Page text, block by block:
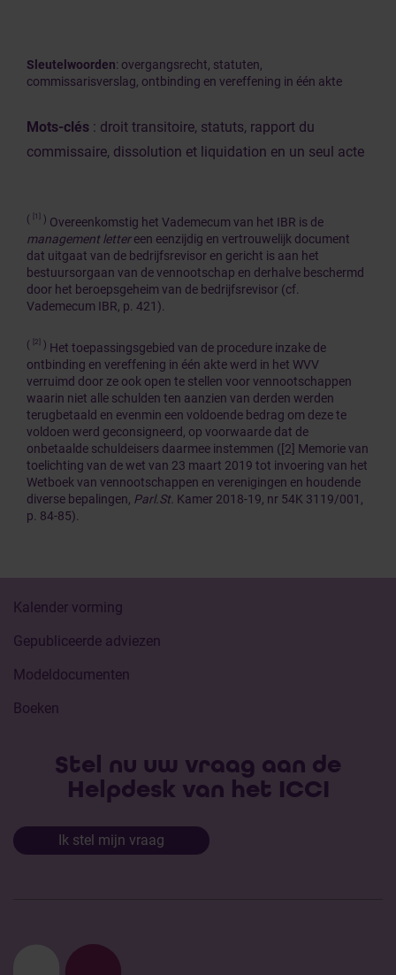
Sleutelwoorden: overgangsrecht, statuten,
commissarisverslag, ontbinding en vereffening in één akte
Mots-clés : droit transitoire, statuts, rapport du
commissaire, dissolution et liquidation en un seul acte
( ) Overeenkomstig het Vademecum van het IBR is de
management lettereen eenzijdig en vertrouwelijk document
dat uitgaat van de bedrijfsrevisor en gericht is aan het
bestuursorgaan van de vennootschap en derhalve beschermd
door het beroepsgeheim van de bedrijfsrevisor (cf.
Vademecum IBR, p. 421).
( [2] ) Het toepassingsgebied van de procedure inzake de
ontbinding en vereffening in één akte werd in het WVV
verruimd door ze ook open te stellen voor vennootschappen
waarin niet alle schulden ten aanzien van derden werden
terugbetaald en evenmin een voldoende bedrag om deze te
voldoen werd geconsigneerd, op voorwaarde dat de
onbetaalde schuldeisers daarmee instemmen ([2] Memorie van
toelichting van de wet van 23 maart 2019 tot invoering van het
Wetboek van vennootschappen en verenigingen en houdende
diverse bepalingen, Parl.St. Kamer 2018-19, nr 54K 3119/001,
p. 84-85).
Kalender vorming
Gepubliceerde adviezen
Modeldocumenten
Boeken
Stel nu uw vraag aan de
Helpdesk van het ICCI
Ik stel mijn vraag